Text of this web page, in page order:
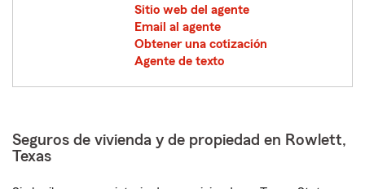
Sitio web del agente
Email al agente
Obtener una cotización
Agente de texto
Seguros de vivienda y de propiedad en Rowlett,
Texas